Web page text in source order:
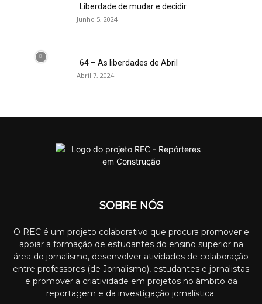
Liberdade de mudar e decidir
Junho 5, 2024
64 – As liberdades de Abril
Abril 7, 2024
SOBRE NÓS
O REC é um projeto colaborativo que procura promover e
apoiar a formação de estudantes do ensino superior na
área do jornalismo, desenvolver atividades de colaboração
entre professores (de Jornalismo), estudantes e jornalistas
e promover a criatividade em projetos no âmbito da
reportagem e da investigação jornalística.